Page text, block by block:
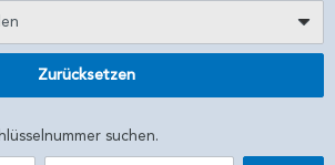
Zurücksetzen
suchen.